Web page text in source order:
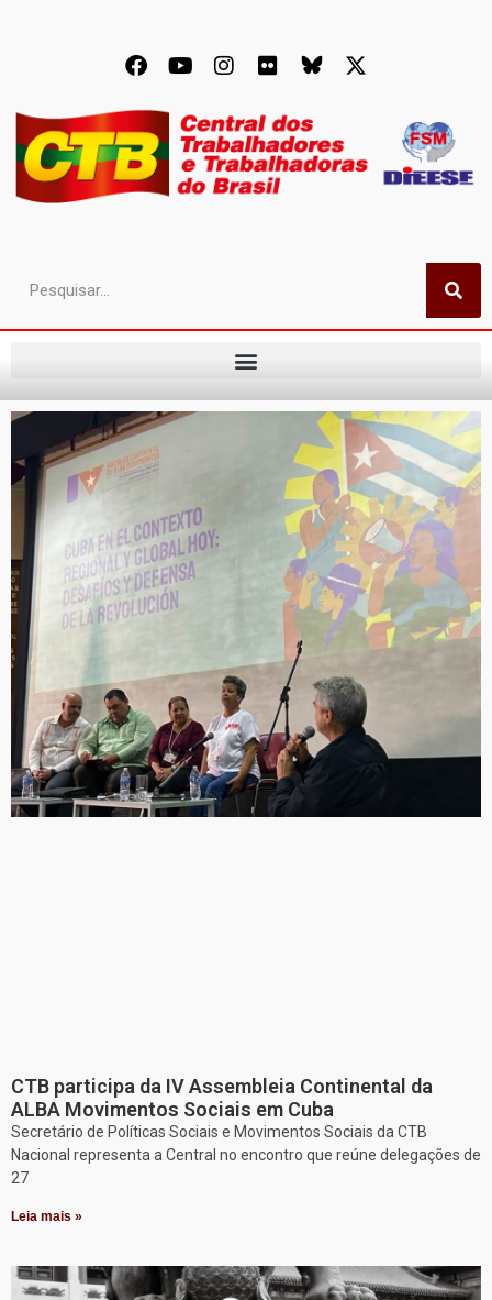
CTB participa da IV Assembleia Continental da
ALBA Movimentos Sociais em Cuba
Secretário de Políticas Sociais e Movimentos Sociais da CTB
Nacional representa a Central no encontro que reúne delegações de
27
Leia mais »